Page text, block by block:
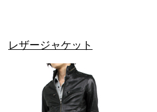
レザージャケット